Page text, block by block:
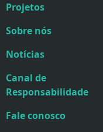
Projetos
Sobre nós
Notícias
Canal de
Responsabilidade
Fale conosco